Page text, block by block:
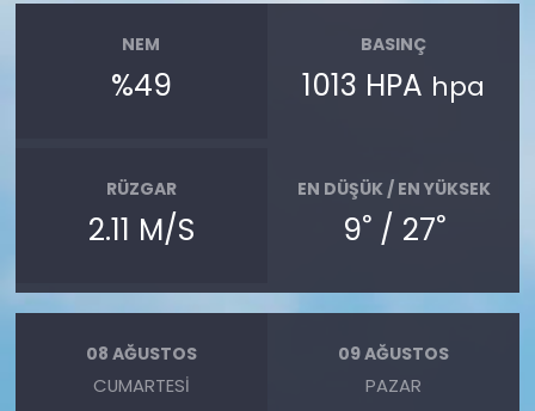
NEM
%49
BASINÇ
1013 HPA hpa
RÜZGAR
2.11 M/S
EN DÜŞÜK / EN YÜKSEK
9°/ 27°
08 AĞUSTOS
CUMARTESI
09 AĞUSTOS
PAZAR